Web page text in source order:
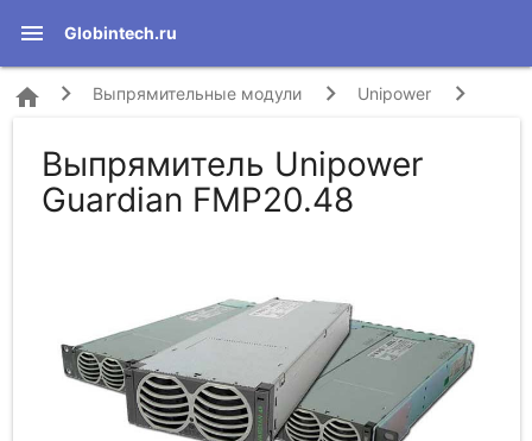
menu Globintech.ru
home Выпрямительные модули Unipower
Guardian FMP20.48
Выпрямитель Unipower
Guardian FMP20.48